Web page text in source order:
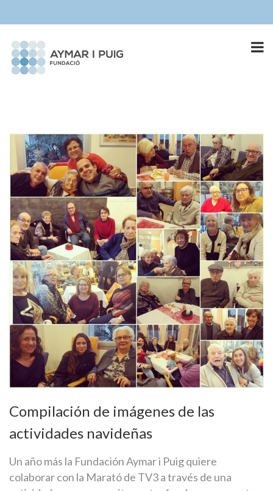
Compilación de imágenes de las
actividades navideñas
Un año más la Fundación Aymar i Puig quiere
colaborar con la Marató de TV3 a través de una